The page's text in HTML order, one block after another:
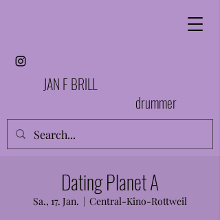
JAN F BRILL
drummer
Dating Planet A
Sa., 17. Jan.
  |
Central-Kino-Rottweil